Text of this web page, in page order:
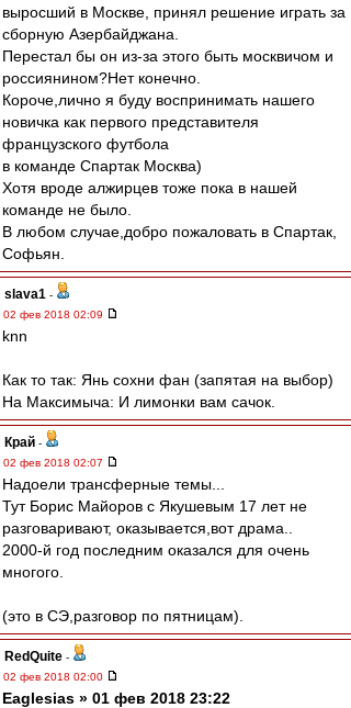
выросший в Москве, принял решение играть за
сборную Азербайджана.
Перестал бы он из-за этого быть москвичом и
россиянином?Нет конечно.
Короче,лично я буду воспринимать нашего
новичка как первого представителя
французского футбола
в команде Спартак Москва)
Хотя вроде алжирцев тоже пока в нашей
команде не было.
В любом случае,добро пожаловать в Спартак,
Софьян.
slava1 -
02 фев 2018 02:09
knn
Как то так: Янь сохни фан (запятая на выбор)
На Максимыча: И лимонки вам сачок.
Край -
02 фев 2018 02:07
Надоели трансферные темы...
Тут Борис Майоров с Якушевым 17 лет не
разговаривают, оказывается,вот драма..
2000-й год последним оказался для очень
многого.
(это в СЭ,разговор по пятницам).
RedQuite -
02 фев 2018 02:00
Eaglesias » 01 фев 2018 23:22